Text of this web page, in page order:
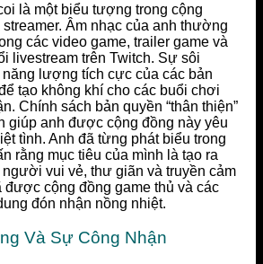
là một biểu tượng trong cộng
Âm nhạc của anh thường
các video game, trailer game và
livestream trên Twitch. Sự sôi
lượng tích cực của các bản
tạo không khí cho các buổi chơi
Chính sách bản quyền “thân thiện”
giúp anh được cộng đồng này yêu
tình. Anh đã từng phát biểu trong
rằng mục tiêu của mình là tạo ra
vui vẻ, thư giãn và truyền cảm
được cộng đồng game thủ và các
đón nhận nồng nhiệt.
Và Sự Công Nhận